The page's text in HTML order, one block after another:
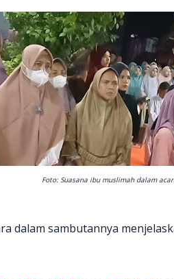
Foto: Suasana ibu muslimah dalam
dalam sambutannya